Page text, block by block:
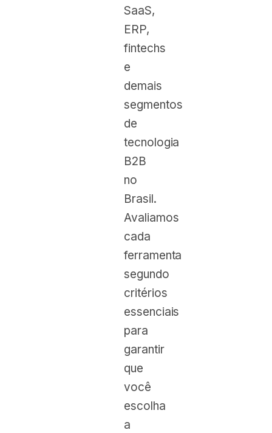
SaaS,
ERP,
fintechs
e
demais
segmentos
de
tecnologia
B2B
no
Brasil.
Avaliamos
cada
ferramenta
segundo
critérios
essenciais
para
garantir
que
você
escolha
a